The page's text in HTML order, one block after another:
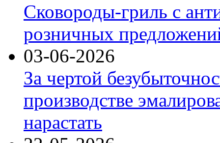
Сковороды-гриль с
розничных
03-06-2026
За чертой
производстве
нарастать